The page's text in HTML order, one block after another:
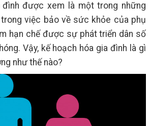
đình được xem là một trong những
việc bảo về sức khỏe của phụ
hạn chế được sự phát triển dân số
Vậy, kế hoạch hóa gia đình là gì
như thế nào?